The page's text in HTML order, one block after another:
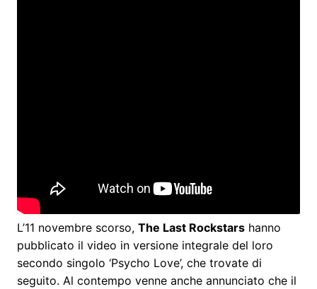
L’11 novembre scorso, The Last Rockstarshanno
pubblicato il video in versione integrale del loro
secondo singolo ‘Psycho Love’, che trovate di
seguito. Al contempo venne anche annunciato che il